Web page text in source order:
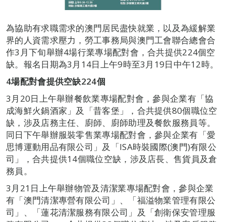
為協助有求職需求的澳門居民盡快就業，以及為緩解業
界的人資需求壓力，勞工事務局與澳門工會聯合總會合
作3月下旬舉辦4場行業專場配對會，合共提供224個空
缺。報名日期為3月14日上午9時至3月19日中午12時。
4場配對會提供空缺224個
3月20日上午舉辦餐飲業專場配對會，參與企業有「協
成海鮮火鍋酒家」及「昔客堡」，合共提供80個職位空
缺，涉及店務主任、廚師、廚師助理及餐飲服務員等。
同日下午舉辦服裝零售業專場配對會，參與企業有「愛
思博運動用品有限公司」及「ISA時裝國際(澳門)有限公
司」，合共提供14個職位空缺，涉及店長、售貨員及倉
務員。
3月21日上午舉辦物管及清潔業專場配對會，參與企業
有「澳門清潔專營有限公司」、「福溢物業管理有限公
司」、「蓮花清潔服務有限公司」及「創衛保安管理服